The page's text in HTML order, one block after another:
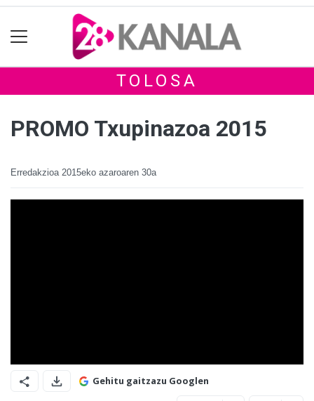
TOLOSA
PROMO Txupinazoa 2015
Erredakzioa 2015eko azaroaren 30a
Gehitu gaitzazu Googlen